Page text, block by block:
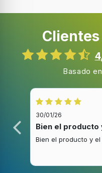
Corriente alterna
Voltaje de entrada AC
220 - 240 V
50 - 60 Hz
Peso y
214 mm
Basado
30/01/26
Bien el producto
Bien el producto y el